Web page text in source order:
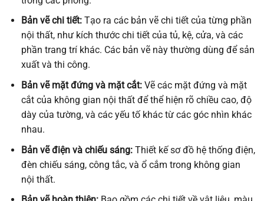
Bản vẽ chi tiết:Tạo ra các bản vẽ chi tiết của từng phần
nội thất, như kích thước chi tiết của tủ, kệ, cửa, và các
phần trang trí khác. Các bản vẽ này thường dùng để sản
xuất và thi công.
Bản vẽ mặt đứng và mặt cắt:Vẽ các mặt đứng và mặt
cắt của không gian nội thất để thể hiện rõ chiều cao, độ
dày của tường, và các yếu tố khác từ các góc nhìn khác
nhau.
Bản vẽ điện và chiếu sáng:Thiết kế sơ đồ hệ thống điện,
đèn chiếu sáng, công tắc, và ổ cắm trong không gian
nội thất.